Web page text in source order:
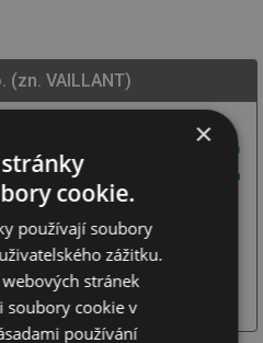
(zn. VAILLANT)
najdete kondenzační i elektrické
klimatizace, ...
Webové stránky
×
cookie.
používají soubory
zážitku.
stránek
soubory cookie v
používání